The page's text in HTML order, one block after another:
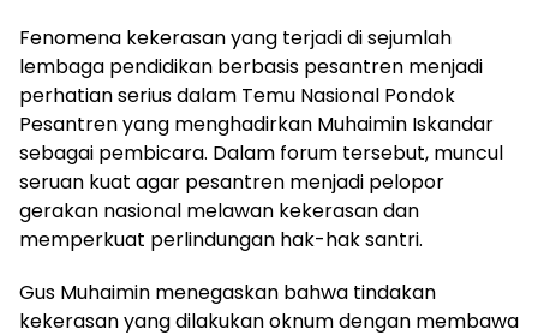
Fenomena kekerasan yang terjadi di sejumlah
lembaga pendidikan berbasis pesantren menjadi
perhatian serius dalam Temu Nasional Pondok
Pesantren yang menghadirkan Muhaimin Iskandar
sebagai pembicara. Dalam forum tersebut, muncul
seruan kuat agar pesantren menjadi pelopor
gerakan nasional melawan kekerasan dan
memperkuat perlindungan hak-hak santri.
Gus Muhaimin menegaskan bahwa tindakan
kekerasan yang dilakukan oknum dengan membawa